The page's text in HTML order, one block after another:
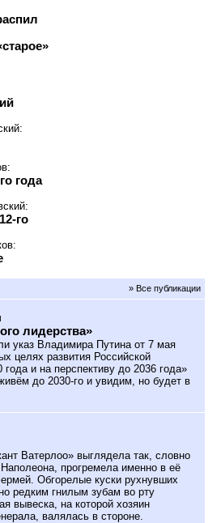
:
:
года
:
го
:
» Все публикации
лидерства»
указ Владимира Путина от 7 мая
целях развития Российской
и на перспективу до 2036 года»
до 2030-го и увидим, но будет в
Ватерлоо» выглядела так, словно
прогремела именно в её
Обгорелые куски рухнувших
редким гнилым зубам во рту
вывеска, на которой хозяин
валялась в стороне.